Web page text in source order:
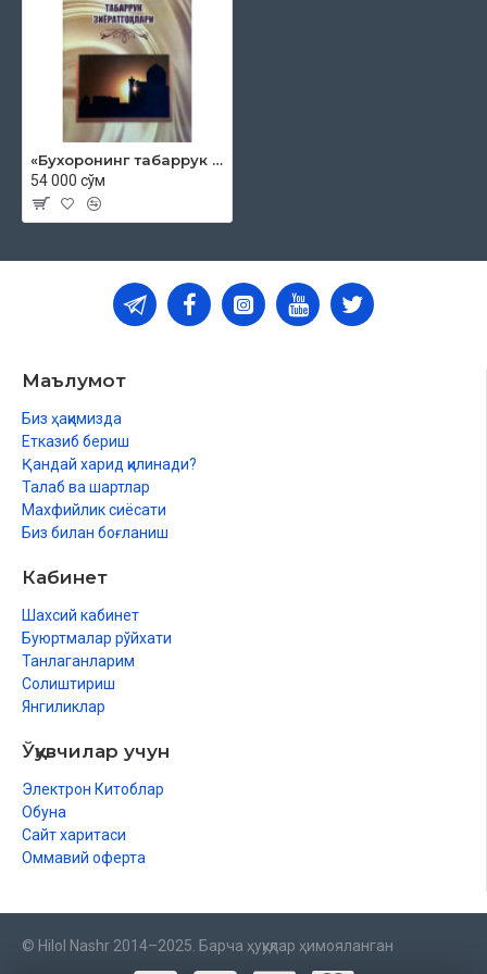
«Бухоронинг табаррук зиёратгоҳлари»
54 000 сўм
Маълумот
Биз ҳақимизда
Етказиб бериш
Қандай харид қилинади?
Талаб ва шартлар
Махфийлик сиёсати
Биз билан боғланиш
Кабинет
Шахсий кабинет
Буюртмалар рўйхати
Танлаганларим
Солиштириш
Янгиликлар
Ўқувчилар учун
Электрон Китоблар
Обуна
Сайт харитаси
Оммавий оферта
© Hilol Nashr 2014–2025. Барча ҳуқуқлар ҳимояланган